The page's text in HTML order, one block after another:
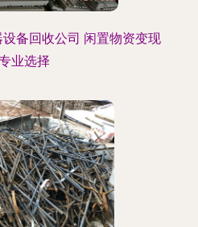
备回收公司 闲置物资变现
业选择